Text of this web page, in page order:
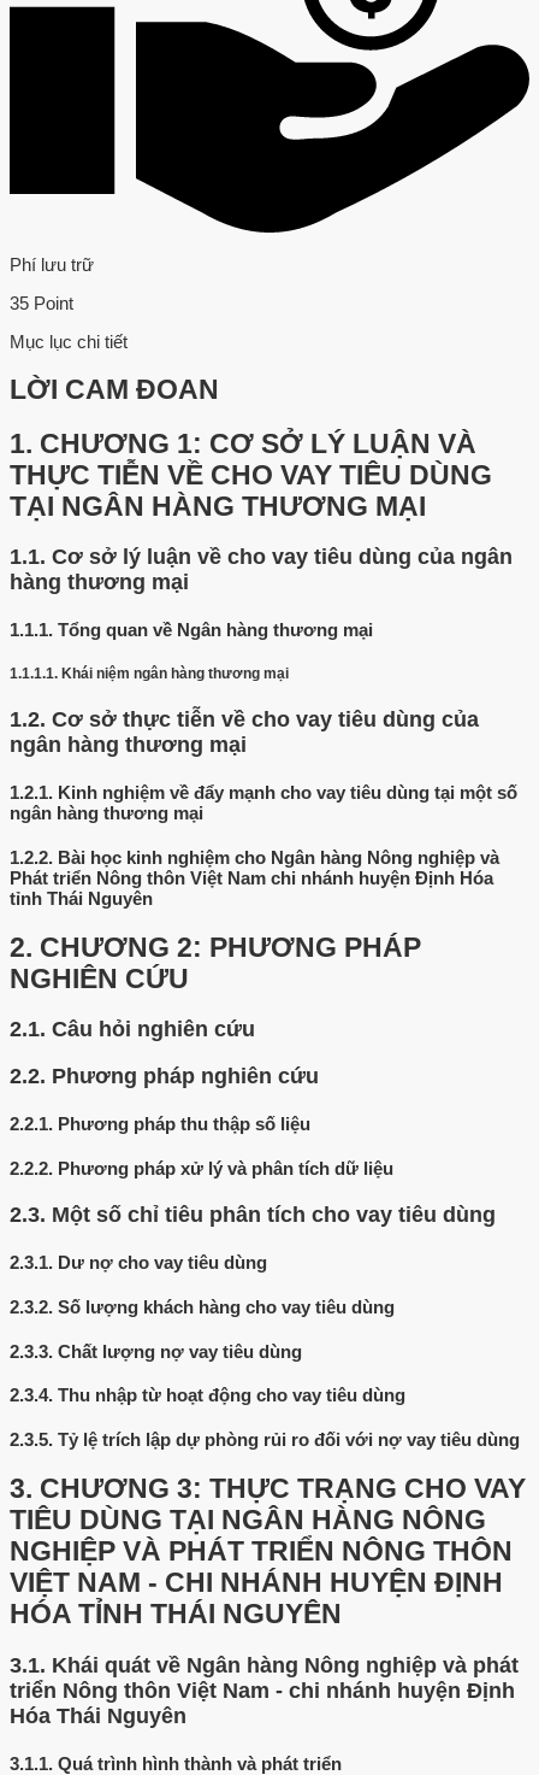
Phí lưu trữ
35 Point
Mục lục chi tiết
LỜI CAM ĐOAN
1. CHƯƠNG 1: CƠ SỞ LÝ LUẬN VÀ
THỰC TIỄN VỀ CHO VAY TIÊU DÙNG
TẠI NGÂN HÀNG THƯƠNG MẠI
1.1. Cơ sở lý luận về cho vay tiêu dùng của ngân
hàng thương mại
1.1.1. Tổng quan về Ngân hàng thương mại
1.1.1.1. Khái niệm ngân hàng thương mại
1.2. Cơ sở thực tiễn về cho vay tiêu dùng của
ngân hàng thương mại
1.2.1. Kinh nghiệm về đẩy mạnh cho vay tiêu dùng tại một số
ngân hàng thương mại
1.2.2. Bài học kinh nghiệm cho Ngân hàng Nông nghiệp và
Phát triển Nông thôn Việt Nam chi nhánh huyện Định Hóa
tỉnh Thái Nguyên
2. CHƯƠNG 2: PHƯƠNG PHÁP
NGHIÊN CỨU
2.1. Câu hỏi nghiên cứu
2.2. Phương pháp nghiên cứu
2.2.1. Phương pháp thu thập số liệu
2.2.2. Phương pháp xử lý và phân tích dữ liệu
2.3. Một số chỉ tiêu phân tích cho vay tiêu dùng
2.3.1. Dư nợ cho vay tiêu dùng
2.3.2. Số lượng khách hàng cho vay tiêu dùng
2.3.3. Chất lượng nợ vay tiêu dùng
2.3.4. Thu nhập từ hoạt động cho vay tiêu dùng
2.3.5. Tỷ lệ trích lập dự phòng rủi ro đối với nợ vay tiêu dùng
3. CHƯƠNG 3: THỰC TRẠNG CHO VAY
TIÊU DÙNG TẠI NGÂN HÀNG NÔNG
NGHIỆP VÀ PHÁT TRIỂN NÔNG THÔN
VIỆT NAM - CHI NHÁNH HUYỆN ĐỊNH
HÓA TỈNH THÁI NGUYÊN
3.1. Khái quát về Ngân hàng Nông nghiệp và phát
triển Nông thôn Việt Nam - chi nhánh huyện Định
Hóa Thái Nguyên
3.1.1. Quá trình hình thành và phát triển